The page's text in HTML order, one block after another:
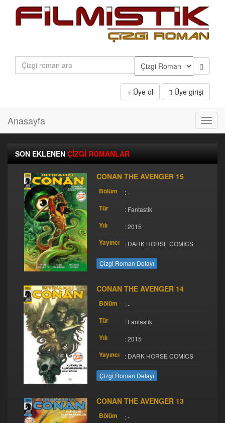
Üye ol Üye girişi
Anasayfa
SON EKLENEN ÇİZGİ ROMANLAR
CONAN THE AVENGER 15
Bölüm : -
Tür : Fantastik
Yılı : 2015
Yayıncı : DARK HORSE COMICS
Çizgi Roman Detayı
CONAN THE AVENGER 14
Bölüm : -
Tür : Fantastik
Yılı : 2015
Yayıncı : DARK HORSE COMICS
Çizgi Roman Detayı
CONAN THE AVENGER 13
Bölüm : -